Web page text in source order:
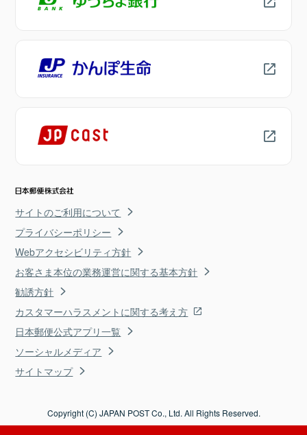
サイトのご利用について
プライバシーポリシー
Webアクセシビリティ方針
お客さま本位の業務運営に関する基本方針
勧誘方針
カスタマーハラスメントに関する考え方
日本郵便公式アプリ一覧
ソーシャルメディア
サイトマップ
Copyright (C) JAPAN POST Co., Ltd. All Rights Reserved.